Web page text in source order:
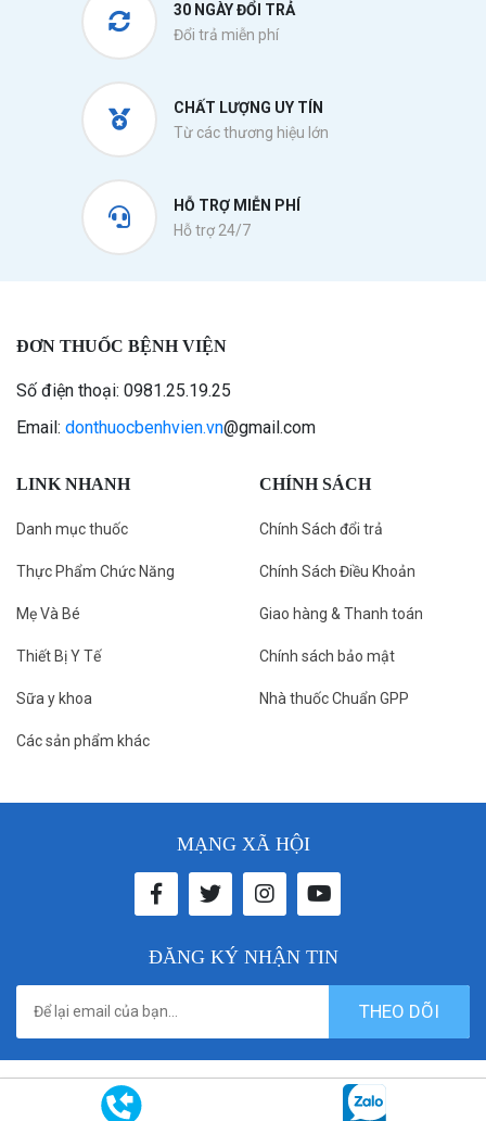
30 NGÀY ĐỔI TRẢ
Đổi trả miễn phí
CHẤT LƯỢNG UY TÍN
Từ các thương hiệu lớn
HỖ TRỢ MIỄN PHÍ
Hỗ trợ 24/7
ĐƠN THUỐC BỆNH VIỆN
Số điện thoại: 0981.25.19.25
Email: donthuocbenhvien.vn@gmail.com
LINK NHANH
Danh mục thuốc
Thực Phẩm Chức Năng
Mẹ Và Bé
Thiết Bị Y Tế
Sữa y khoa
Các sản phẩm khác
CHÍNH SÁCH
Chính Sách đổi trả
Chính Sách Điều Khoản
Giao hàng & Thanh toán
Chính sách bảo mật
Nhà thuốc Chuẩn GPP
MẠNG XÃ HỘI
ĐĂNG KÝ NHẬN TIN
THEO DÕI
© 2021 donthuocbenhvien. All rights reserved. Designed by